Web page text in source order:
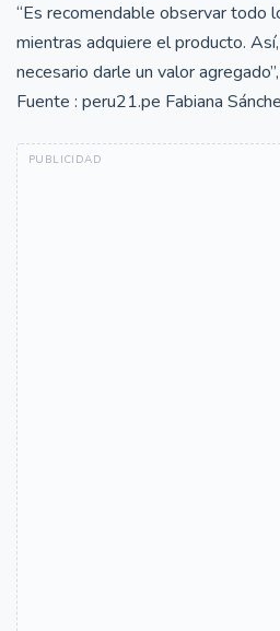
“Es recomendable observar todo
mientras adquiere el producto.
necesario darle un valor
Fuente : peru21.pe Fabiana